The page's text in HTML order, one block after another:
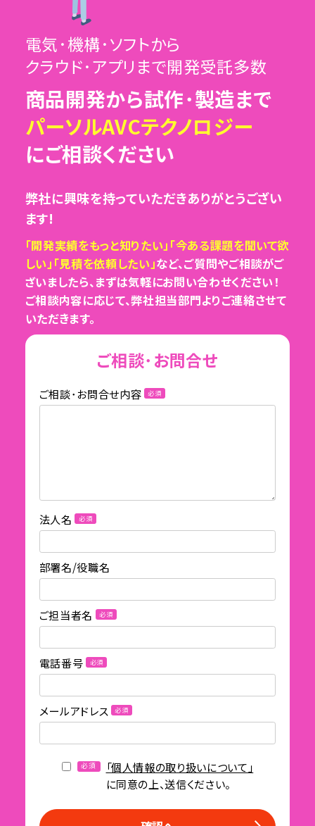
電気･機構･ソフトから
クラウド･アプリまで開発受託多数
商品開発から試作･製造まで
パーソルAVCテクノロジー
にご相談ください
弊社に興味を持っていただきありがとうござい
ます!
「開発実績をもっと知りたい」「今ある課題を聞いて欲
しい」「見積を依頼したい」など、ご質問やご相談がご
ざいましたら、まずは気軽にお問い合わせください！
ご相談内容に応じて、弊社担当部門よりご連絡させて
いただきます。
ご相談･お問合せ
ご相談･お問合せ内容 必須
法人名 必須
部署名/役職名
ご担当者名 必須
電話番号 必須
メールアドレス 必須
必須
「個人情報の取り扱いについて」
に同意の上、送信ください。